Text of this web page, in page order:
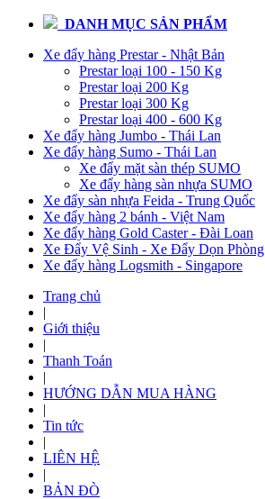
DANH MỤC SẢN PHẨM
Xe đẩy hàng Prestar - Nhật Bản
Prestar loại 100 - 150 Kg
Prestar loại 200 Kg
Prestar loại 300 Kg
Prestar loại 400 - 600 Kg
Xe đẩy hàng Jumbo - Thái Lan
Xe đẩy hàng Sumo - Thái Lan
Xe đẩy mặt sàn thép SUMO
Xe đẩy hàng sàn nhựa SUMO
Xe đẩy sàn nhựa Feida - Trung Quốc
Xe đẩy hàng 2 bánh - Việt Nam
Xe đẩy hàng Gold Caster - Đài Loan
Xe Đẩy Vệ Sinh - Xe Đẩy Dọn Phòng
Xe đẩy hàng Logsmith - Singapore
Trang chủ
|
Giới thiệu
|
Thanh Toán
|
HƯỚNG DẪN MUA HÀNG
|
Tin tức
|
LIÊN HỆ
|
BẢN ĐÒ